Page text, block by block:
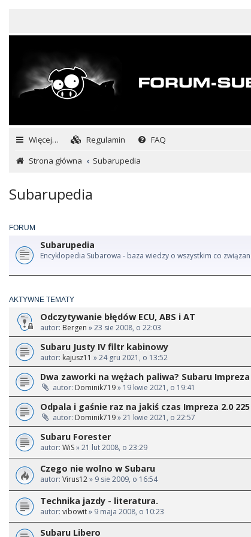
Więcej… Regulamin FAQ
Strona główna
Subarupedia
Subarupedia
FORUM
Subarupedia
Encyklopedia Subarowa - baza wiedzy o wszystkim co
AKTYWNE TEMATY
Odczytywanie błędów ECU, ABS i AT
autor: Bergen » 23 sie 2008, o 22:03
Subaru Justy IV filtr kabinowy
autor: kajusz11 » 24 gru 2021, o 13:52
Dwa zaworki na wężach paliwa? Subaru Impreza
autor: Dominik719» 19 kwie 2021, o 19:41
Odpala i gaśnie raz na jakiś czas Impreza 2.0 225
autor: Dominik719» 21 kwie 2021, o 22:57
Subaru Forester
autor: WiS» 21 lut 2008, o 23:29
Czego nie wolno w Subaru
autor: Virus12» 9 sie 2009, o 16:54
Technika jazdy - literatura.
autor: vibowit» 9 maja 2008, o 10:23
Subaru Libero